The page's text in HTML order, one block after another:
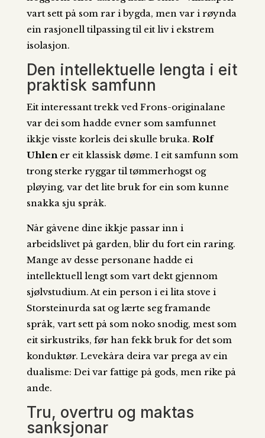
vart sett på som rar i bygda, men var i røynda
ein rasjonell tilpassing til eit liv i ekstrem
isolasjon.
Den intellektuelle lengta i eit
praktisk samfunn
Eit interessant trekk ved Frons-originalane
var dei som hadde evner som samfunnet
ikkje visste korleis dei skulle bruka. Rolf
Uhlener eit klassisk døme. I eit samfunn som
trong sterke ryggar til tømmerhogst og
pløying, var det lite bruk for ein som kunne
snakka sju språk.
Når gåvene dine ikkje passar inn i
arbeidslivet på garden, blir du fort ein raring.
Mange av desse personane hadde ei
intellektuell lengt som vart dekt gjennom
sjølvstudium. At ein person i ei lita stove i
Storsteinurda sat og lærte seg framande
språk, vart sett på som noko snodig, mest som
eit sirkustriks, før han fekk bruk for det som
konduktør. Levekåra deira var prega av ein
dualisme: Dei var fattige på gods, men rike på
ande.
Tru, overtru og maktas
sanksjonar